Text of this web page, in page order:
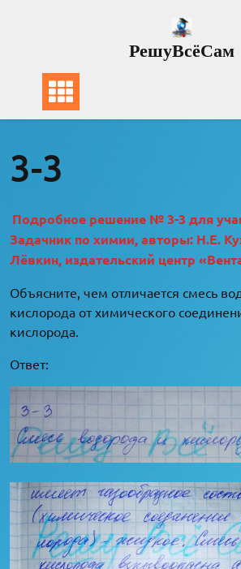
РешуВсёСам
3-3
Подробное решение № 3-3 для
Задачник по химии, авторы: Н.Е.
Лёвкин, издательский центр
Объясните, чем отличается смесь
кислорода от химического
кислорода.
Ответ: